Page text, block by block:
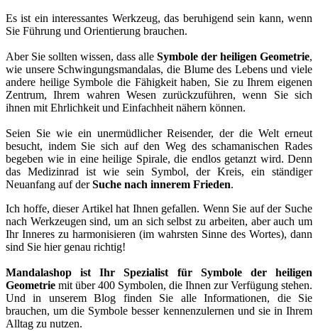
Es ist ein interessantes Werkzeug, das beruhigend sein kann, wenn
Sie Führung und Orientierung brauchen.
Aber Sie sollten wissen, dass alle Symbole der heiligen Geometrie,
wie unsere Schwingungsmandalas, die Blume des Lebens und viele
andere heilige Symbole die Fähigkeit haben, Sie zu Ihrem eigenen
Zentrum, Ihrem wahren Wesen zurückzuführen, wenn Sie sich
ihnen mit Ehrlichkeit und Einfachheit nähern können.
Seien Sie wie ein unermüdlicher Reisender, der die Welt erneut
besucht, indem Sie sich auf den Weg des schamanischen Rades
begeben wie in eine heilige Spirale, die endlos getanzt wird. Denn
das Medizinrad ist wie sein Symbol, der Kreis, ein ständiger
Neuanfang auf derSuche nach innerem Frieden.
Ich hoffe, dieser Artikel hat Ihnen gefallen. Wenn Sie auf der Suche
nach Werkzeugen sind, um an sich selbst zu arbeiten, aber auch um
Ihr Inneres zu harmonisieren (im wahrsten Sinne des Wortes), dann
sind Sie hier genau richtig!
Mandalashop ist Ihr Spezialist für Symbole der heiligen
Geometrie mit über 400 Symbolen, die Ihnen zur Verfügung stehen.
Und in unserem Blog finden Sie alle Informationen, die Sie
brauchen, um die Symbole besser kennenzulernen und sie in Ihrem
Alltag zu nutzen.